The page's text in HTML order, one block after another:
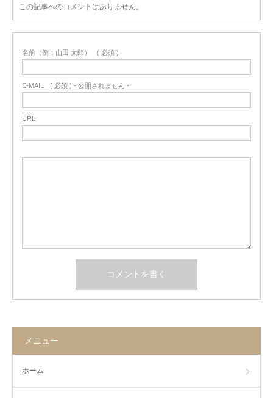
この記事へのコメントはありません。
名前（例：山田 太郎） ( 必須 )
E-MAIL ( 必須 ) - 公開されません -
URL
メニュー
ホーム